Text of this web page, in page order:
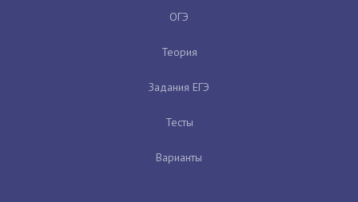
ОГЭ
Теория
Задания ЕГЭ
Тесты
Варианты